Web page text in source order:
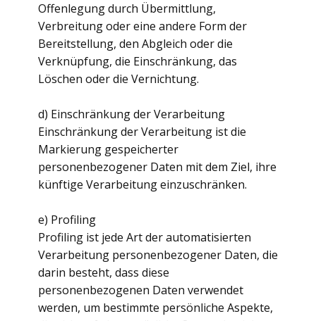
Offenlegung durch Übermittlung,
Verbreitung oder eine andere Form der
Bereitstellung, den Abgleich oder die
Verknüpfung, die Einschränkung, das
Löschen oder die Vernichtung.
d) Einschränkung der Verarbeitung
Einschränkung der Verarbeitung ist die
Markierung gespeicherter
personenbezogener Daten mit dem Ziel, ihre
künftige Verarbeitung einzuschränken.
e) Profiling
Profiling ist jede Art der automatisierten
Verarbeitung personenbezogener Daten, die
darin besteht, dass diese
personenbezogenen Daten verwendet
werden, um bestimmte persönliche Aspekte,